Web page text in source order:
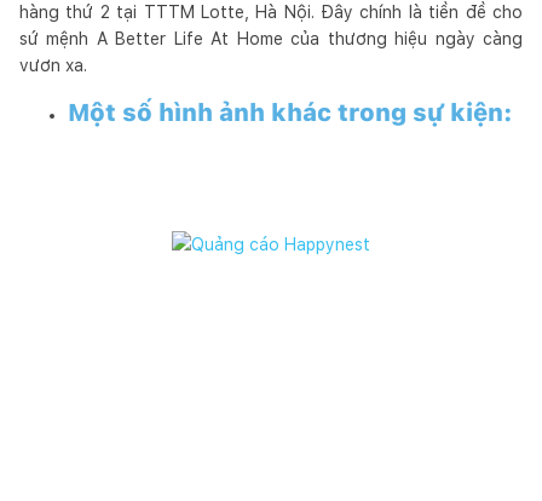
hàng thứ 2 tại TTTM Lotte, Hà Nội. Đây chính là tiền đề cho
sứ mệnh A Better Life At Home của thương hiệu ngày càng
vươn xa.
Một số hình ảnh khác trong sự kiện: